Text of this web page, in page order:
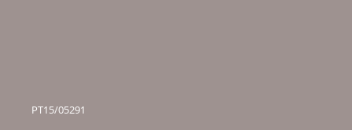
PT15/05291